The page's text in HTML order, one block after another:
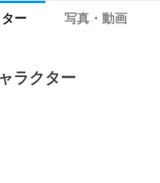
ー 写真・動画
ラクター